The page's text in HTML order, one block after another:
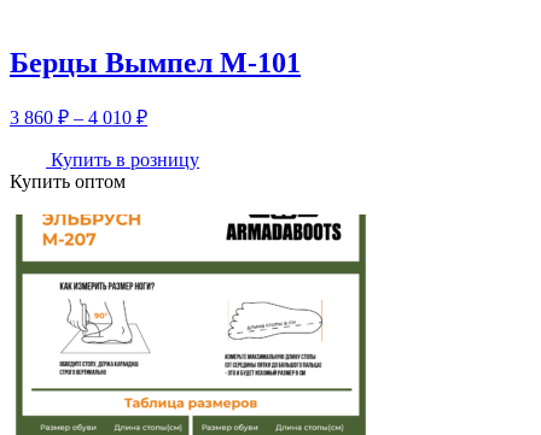
Берцы Вымпел М-101
3 860 ₽ – 4 010 ₽Диапазон
3
Купить в розницу
Купить оптом